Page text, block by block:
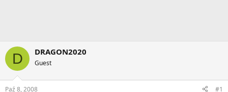
D DRAGON2020
Guest
Paź 8, 2008 #1